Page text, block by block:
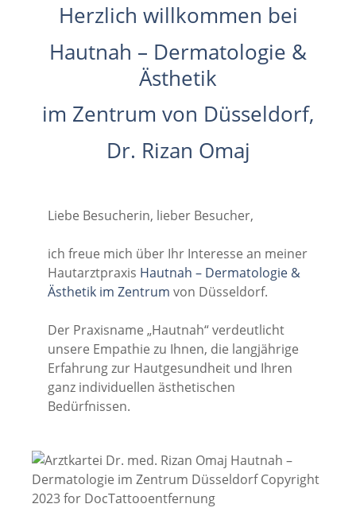
Herzlich willkommen bei
Hautnah – Dermatologie &
Ästhetik
im Zentrum von Düsseldorf,
Dr. Rizan Omaj
Liebe Besucherin, lieber Besucher,
ich freue mich über Ihr Interesse an meiner
Hautarztpraxis Hautnah – Dermatologie &
Ästhetik im Zentrum von Düsseldorf.
Der Praxisname „Hautnah“ verdeutlicht
unsere Empathie zu Ihnen, die langjährige
Erfahrung zur Hautgesundheit und Ihren
ganz individuellen ästhetischen
Bedürfnissen.